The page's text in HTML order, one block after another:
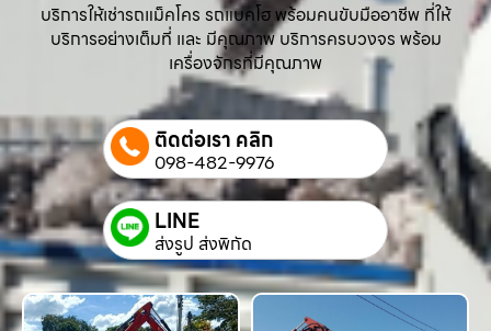
บริการให้เช่ารถแม็คโคร รถแบคโฮ พร้อมคนขับมืออาชีพ ที่ให้
บริการอย่างเต็มที่ และ มีคุณภาพ บริการครบวงจร พร้อม
เครื่องจักรที่มีคุณภาพ
ติดต่อเรา คลิก
098-482-9976
LINE
ส่งรูป ส่งพิกัด